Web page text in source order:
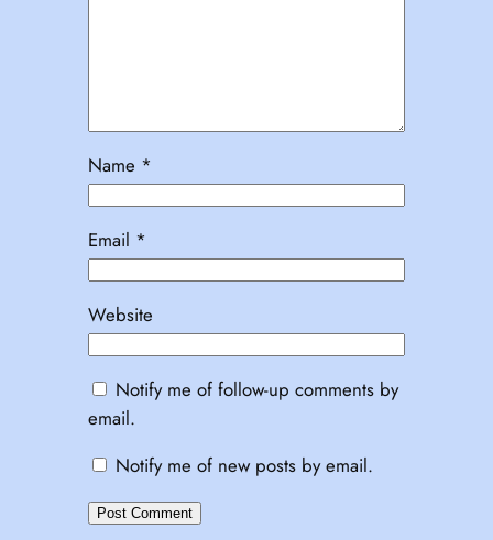
Name *
Email *
Website
Notify me of follow-up comments by
email.
Notify me of new posts by email.